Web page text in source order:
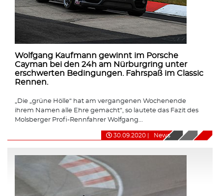
Wolfgang Kaufmann gewinnt im Porsche
Cayman bei den 24h am Nürburgring unter
erschwerten Bedingungen. Fahrspaß im Classic
Rennen.
„Die „grüne Hölle“ hat am vergangenen Wochenende
ihrem Namen alle Ehre gemacht“, so lautete das Fazit des
Molsberger Profi-Rennfahrer Wolfgang...
30.09.2020 News